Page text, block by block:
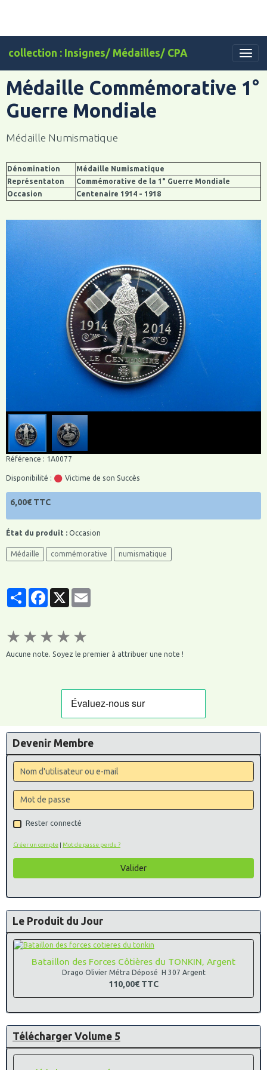
collection : Insignes/ Médailles/ CPA
Médaille Commémorative 1°
Guerre Mondiale
Médaille Numismatique
Dénomination
Médaille Numismatique
Représentaton
Commémorative de la 1° Guerre Mondiale
Occasion
Centenaire 1914 - 1918
Référence : 1A0077
Disponibilité : Victime de son Succès
6,00€ TTC
État du produit : Occasion
Médaille commémorative numismatique
PartagerFacebook
★ ★ ★ ★ ★
Aucune note. Soyez le premier à attribuer une note !
Devenir Membre
Rester connecté
Créer un compte | Mot de passe perdu ?
Valider
Le Produit du Jour
Bataillon des Forces Côtières du TONKIN, Argent
Drago Olivier Métra Déposé H 307 Argent
110,00€ TTC
Télécharger Volume 5